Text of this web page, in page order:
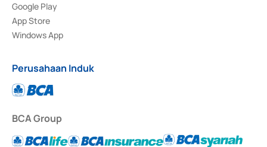
Google Play
App Store
Windows App
Perusahaan Induk
BCA Group